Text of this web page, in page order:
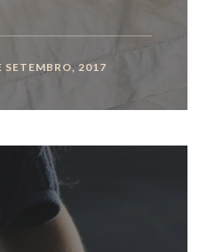
SETEMBRO, 2017